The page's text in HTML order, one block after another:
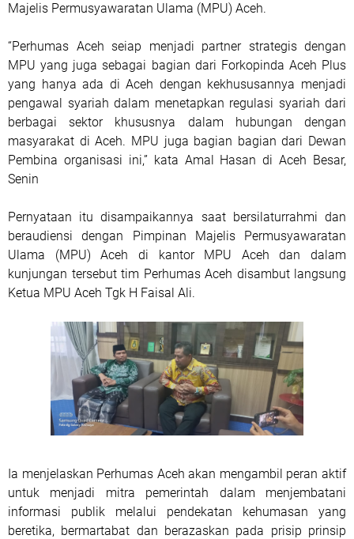
Majelis Permusyawaratan Ulama (MPU) Aceh.
“Perhumas Aceh seiap menjadi partner strategis dengan
MPU yang juga sebagai bagian dari Forkopinda Aceh Plus
yang hanya ada di Aceh dengan kekhususannya menjadi
pengawal syariah dalam menetapkan regulasi syariah dari
berbagai sektor khususnya dalam hubungan dengan
masyarakat di Aceh. MPU juga bagian bagian dari Dewan
Pembina organisasi ini,” kata Amal Hasan di Aceh Besar,
Senin
Pernyataan itu disampaikannya saat bersilaturrahmi dan
beraudiensi dengan Pimpinan Majelis Permusyawaratan
Ulama (MPU) Aceh di kantor MPU Aceh dan dalam
kunjungan tersebut tim Perhumas Aceh disambut langsung
Ketua MPU Aceh Tgk H Faisal Ali.
Ia menjelaskan Perhumas Aceh akan mengambil peran aktif
untuk menjadi mitra pemerintah dalam menjembatani
informasi publik melalui pendekatan kehumasan yang
beretika, bermartabat dan berazaskan pada prisip prinsip